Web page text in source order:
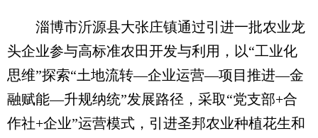
淄博市沂源县大张庄镇通过引进一批农业龙
头企业参与高标准农田开发与利用，以“工业化
思维”探索“土地流转—企业运营—项目推进—金
融赋能—升规纳统”发展路径，采取“党支部+合
作社+企业”运营模式，引进圣邦农业种植花生和